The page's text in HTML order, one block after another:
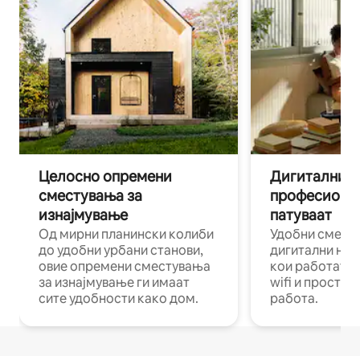
Целосно опремени
сместувања за
изнајмување
Од мирни планински колиби
до удобни урбани станови,
овие опремени сместувања
за изнајмување ги имаат
сите удобности како дом.
Дигитални
патуваат
Удобни
дигитални
кои работат
wifi и
работа.